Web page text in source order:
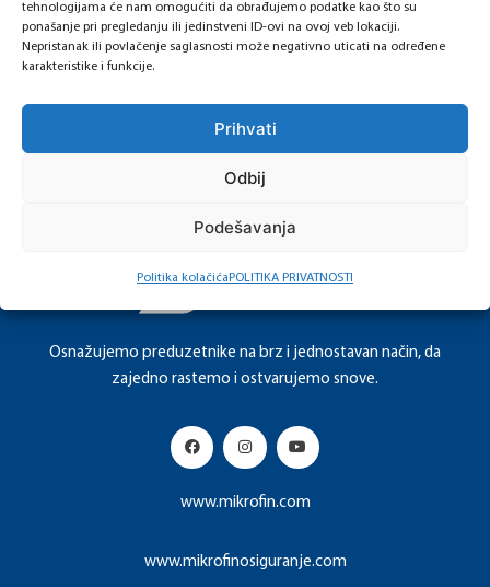
tehnologijama će nam omogućiti da obrađujemo podatke kao što su
ponašanje pri pregledanju ili jedinstveni ID-ovi na ovoj veb lokaciji.
Nepristanak ili povlačenje saglasnosti može negativno uticati na određene
karakteristike i funkcije.
Prihvati
Odbij
Podešavanja
Politika kolačićaPOLITIKA PRIVATNOSTI
skladu sa Odlukom o mjerama za jačanje
finansijske inkluzije i održivog poslovanja banke,
finansijsku inkluziju namijenjen fizičkim licima.
ČITAJ VIŠE
Osnažujemo preduzetnike na brz i jednostavan način, da
zajedno rastemo i ostvarujemo snove.
www.mikrofin.com
www.mikrofinosiguranje.com